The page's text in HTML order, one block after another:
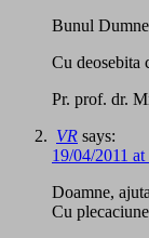
Bunul
Cu deosebita
Pr. prof. dr.
VR says:
19/04/2011 at
Doamne,
Cu